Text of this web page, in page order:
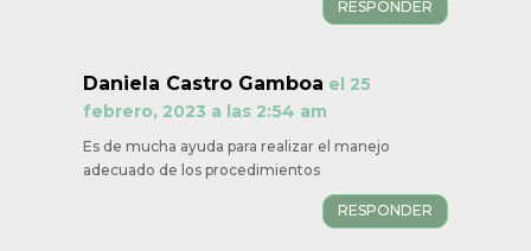
RESPONDER
Daniela Castro Gamboa el 25
febrero, 2023 a las 2:54 am
Es de mucha ayuda para realizar el manejo
adecuado de los procedimientos
RESPONDER